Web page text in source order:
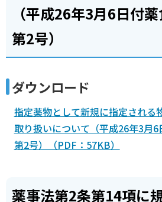
（平成26年3月6日付
第2号）
ダウンロード
指定薬物として新規に指定される
取り扱いについて（平成26年3月
第2号）（PDF：57KB）
薬事法第2条第14項に